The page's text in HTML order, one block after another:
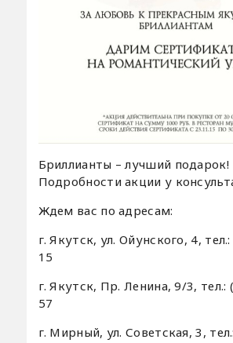
Бриллианты – лучший подарок!
Подробности акции у
Ждем вас по адресам:
г. Якутск, ул. Ойунского, 4,
15
г. Якутск, Пр. Ленина, 9/3, тел.:
57
г. Мирный, ул. Советская, 3,